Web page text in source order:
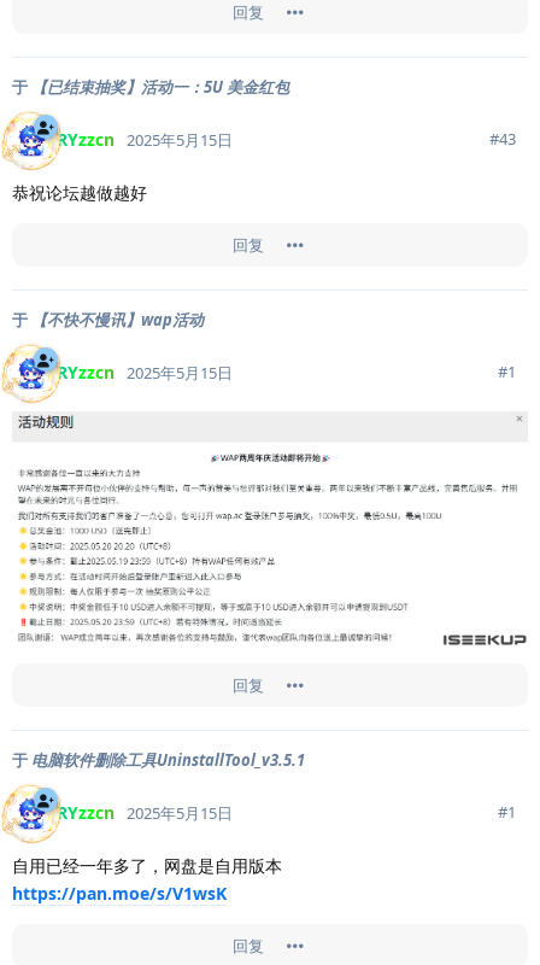
回复
于 【已结束抽奖】活动一：5U 美金红包
RYzzcn 2025年5月15日 #43
恭祝论坛越做越好
回复
于 【不快不慢讯】wap活动
RYzzcn 2025年5月15日 #1
回复
于 电脑软件删除工具UninstallTool_v3.5.1
RYzzcn 2025年5月15日 #1
自用已经一年多了，网盘是自用版本
https://pan.moe/s/V1wsK
回复